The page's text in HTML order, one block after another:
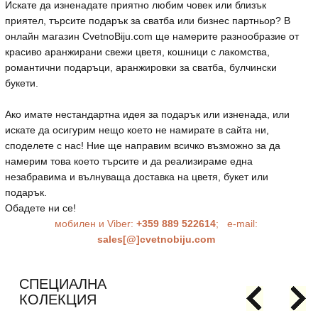
Искате да изненадате приятно любим човек или близък
приятел, търсите подарък за сватба или бизнес партньор? В
онлайн магазин CvetnoBiju.com ще намерите разнообразие от
красиво аранжирани свежи цветя, кошници с лакомства,
романтични подаръци, аранжировки за сватба, булчински
букети.
Ако имате нестандартна идея за подарък или изненада, или
искате да осигурим нещо което не намирате в сайта ни,
споделете с нас! Ние ще направим всичко възможно за да
намерим това което търсите и да реализираме една
незабравима и вълнуваща доставка на цветя, букет или
подарък.
Обадете ни се!
мобилен и Viber: +359 889 522614; e-mail:
sales[@]cvetnobiju.com
СПЕЦИАЛНА
КОЛЕКЦИЯ